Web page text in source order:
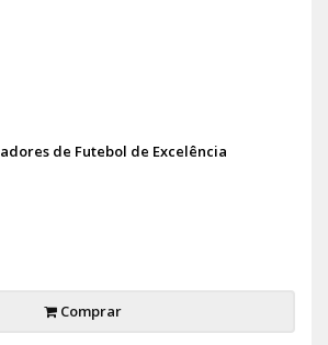
de Futebol de Excelência
Comprar